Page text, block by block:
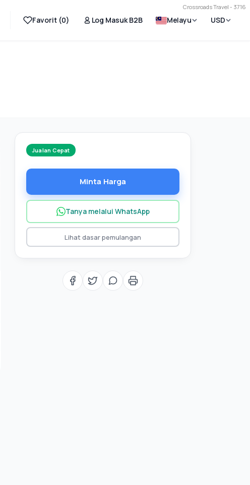
Crossroads Travel - 3716
Favorit (0) Log Masuk B2B Melayu USD
Jualan Cepat
Minta Harga
Tanya melalui WhatsApp
Lihat dasar pemulangan